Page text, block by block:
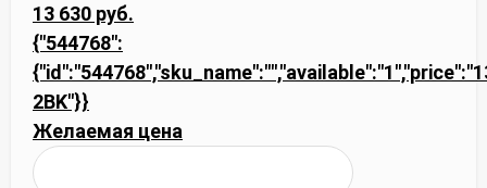
13 630 руб.
{"544768":
2BK"}}
Желаемая цена